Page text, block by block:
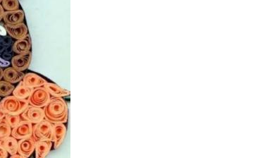
Необычные поделки